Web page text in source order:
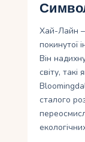
Хай-Лайн –
покинутої
Він
світу,
сталого